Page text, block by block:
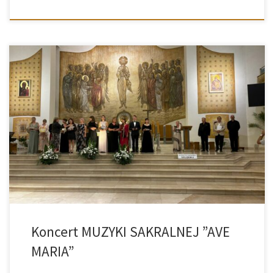
15.08.2024r., godz. 20.00 Kościół św. Brata Alberta ul. Lipowa 1, BUSKO-
ZDRÓJ
Koncert MUZYKI SAKRALNEJ ”AVE
MARIA”